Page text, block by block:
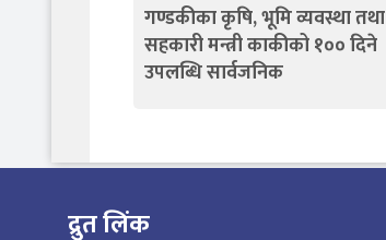
गण्डकीका कृषि, भूमि व्यवस्था तथा
सहकारी मन्त्री काकीको १०० दिने
उपलब्धि सार्वजनिक
द्रुत लिंक